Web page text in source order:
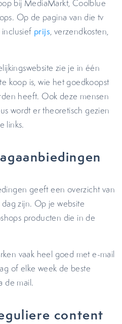
bij MediaMarkt, Coolblue
Op de pagina van die tv
inclusief prijs, verzendkosten,
zie je in één
koop is, wie het goedkoopst
heeft. Ook deze mensen
wordt er theoretisch gezien
links.
geeft een overzicht van
zijn. Op je website
producten die in de
vaak heel goed met e-mail
of elke week de beste
de mail.
content